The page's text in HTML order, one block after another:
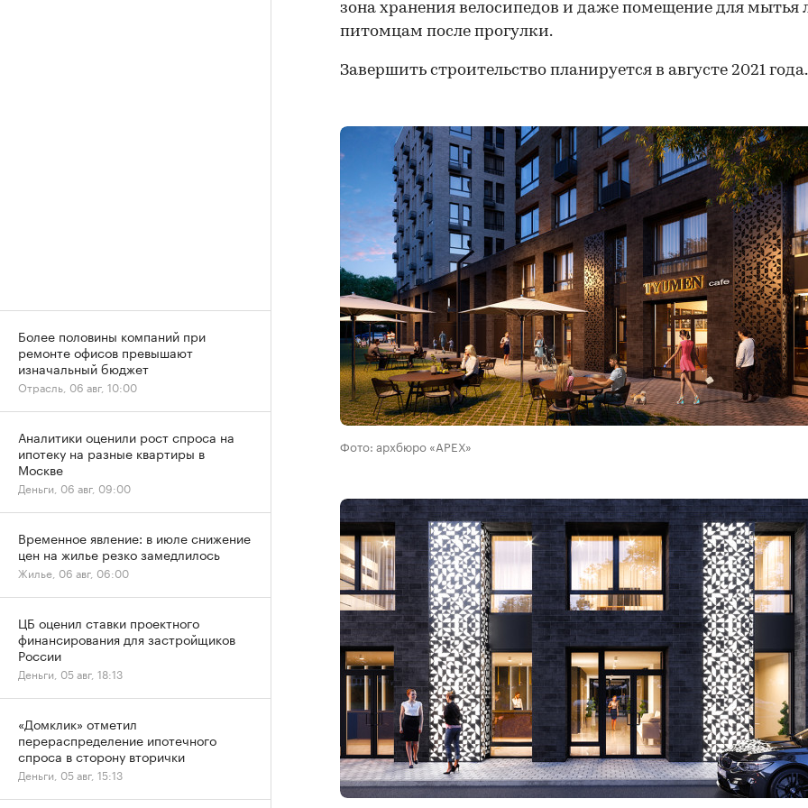
зона хранения велосипедов и даже помещение для мытья
питомцам после прогулки.
Завершить строительство планируется в августе 2021 года.
Фото: архбюро «APEX»
Более половины компаний при
ремонте офисов превышают
изначальный бюджет
Отрасль, 06 авг, 10:00
Аналитики оценили рост спроса на
ипотеку на разные квартиры в
Москве
Деньги, 06 авг, 09:00
Временное явление: в июле снижение
цен на жилье резко замедлилось
Жилье, 06 авг, 06:00
ЦБ оценил ставки проектного
финансирования для застройщиков
России
Деньги, 05 авг, 18:13
«Домклик» отметил
перераспределение ипотечного
спроса в сторону вторички
Деньги, 05 авг, 15:13